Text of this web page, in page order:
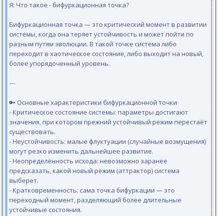
Я: Что такое - бифуркационная точка?
Бифуркационная точка — это критический момент в развитии
системы, когда она теряет устойчивость и может пойти по
разным путям эволюции. В такой точке система либо
переходит в хаотическое состояние, либо выходит на новый,
более упорядоченный уровень.
---
🔑 Основные характеристики бифуркационной точки
- Критическое состояние системы: параметры достигают
значения, при котором прежний устойчивый режим перестаёт
существовать.
- Неустойчивость: малые флуктуации (случайные возмущения)
могут резко изменить дальнейшее развитие.
- Неопределённость исхода: невозможно заранее
предсказать, какой новый режим (аттрактор) система
выберет.
- Кратковременность: сама точка бифуркации — это
переходный момент, разделяющий более длительные
устойчивые состояния.